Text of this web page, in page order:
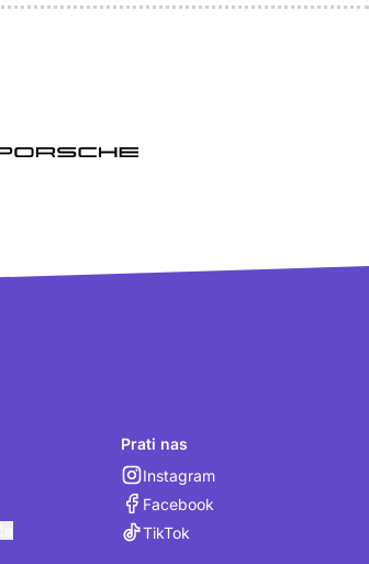
Prati nas
Instagram
Facebook
TikTok